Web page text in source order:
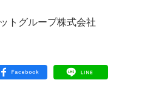
トグループ株式会社